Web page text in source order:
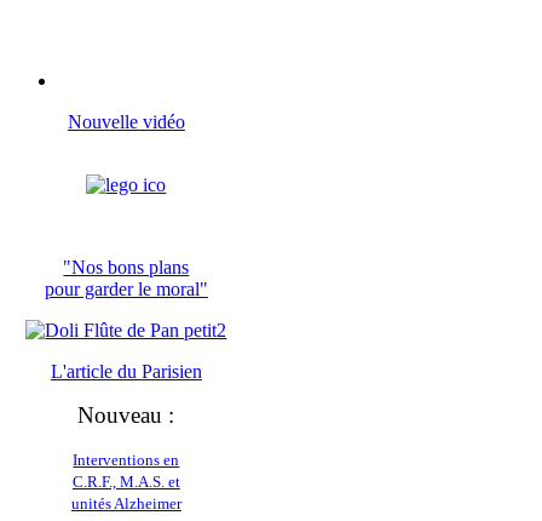
Nouvelle vidéo
"Nos bons plans
pour garder le moral"
L'article du Parisien
Nouveau :
Interventions en
C.R.F., M.A.S. et
unités Alzheimer